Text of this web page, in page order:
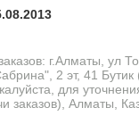
г.Алматы, ул
2 эт, 41
для
заказов), Алматы,